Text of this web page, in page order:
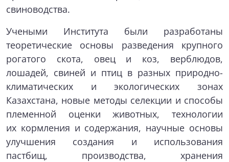
свиноводства.
Учеными Института были разработаны
теоретические основы разведения крупного
рогатого скота, овец и коз, верблюдов,
лошадей, свиней и птиц в разных природно-
климатических и экологических зонах
Казахстана, новые методы селекции и способы
племенной оценки животных, технологии
их кормления и содержания, научные основы
улучшения создания и использования
пастбищ, производства, хранения